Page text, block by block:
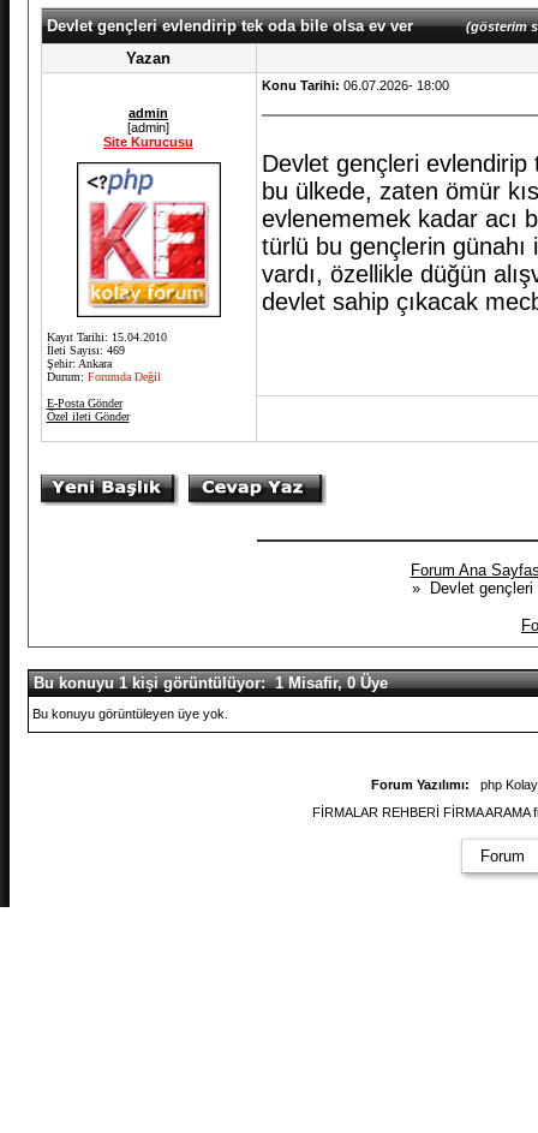
Devlet gençleri evlendirip tek oda bile olsa ev ver(gösterim
Yazan
admin
[admin]
Site Kurucusu
Kayıt Tarihi: 15.04.2010
İleti Sayısı: 469
Şehir: Ankara
Durum: Forumda Değil
E-Posta Gönder
Özel ileti Gönder
Konu Tarihi: 06.07.2026- 18:00
Devlet gençleri
bu ülkede, zaten ömür
evlenememek kadar acı
türlü bu gençlerin günahı
vardı, özellikle düğün
devlet sahip çıkacak
Forum Ana
» Devlet gençleri
Bu konuyu 1 kişi görüntülüyor: 1 Misafir, 0 Üye
Bu konuyu görüntüleyen üye yok.
Forum Yazılımı:
php
FİRMALAR REHBERİ FİRMA
Forum